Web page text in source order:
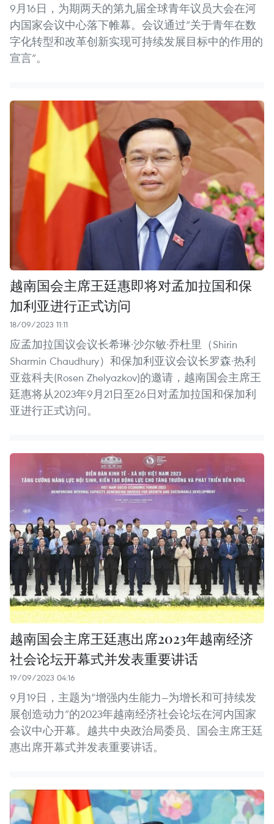
9月16日，为期两天的第九届全球青年议员大会在河
内国家会议中心落下帷幕。会议通过“关于青年在数
字化转型和改革创新实现可持续发展目标中的作用的
宣言”。
越南国会主席王廷惠即将对孟加拉国和保
加利亚进行正式访问
18/09/2023 11:11
应孟加拉国议会议长希琳·沙尔敏·乔杜里（Shirin
Sharmin Chaudhury）和保加利亚议会议长罗森·热利
亚兹科夫(Rosen Zhelyazkov)的邀请，越南国会主席王
廷惠将从2023年9月21日至26日对孟加拉国和保加利
亚进行正式访问。
越南国会主席王廷惠出席2023年越南经济
社会论坛开幕式并发表重要讲话
19/09/2023 04:16
9月19日，主题为“增强内生能力—为增长和可持续发
展创造动力”的2023年越南经济社会论坛在河内国家
会议中心开幕。越共中央政治局委员、国会主席王廷
惠出席开幕式并发表重要讲话。